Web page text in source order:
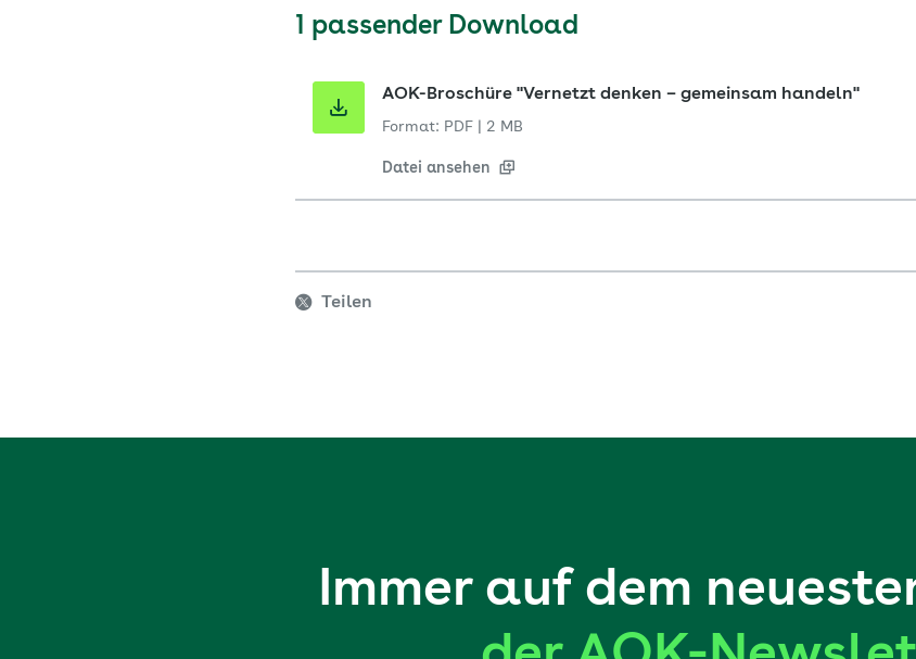
1 passender Download
AOK-Broschüre "Vernetzt denken – gemeinsam handeln"
Format: PDF 2 MB
Datei ansehen
Teilen
Immer auf dem